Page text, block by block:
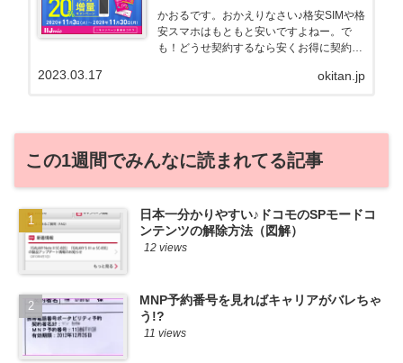
かおるです。おかえりなさい♪格安SIMや格
安スマホはもともと安いですよねー。で
も！どうせ契約するなら安くお得に契約し
る自身も、そういう案件を常に狙ってます
okitan.jp
2023.03.17
この1週間でみんなに読まれてる記事
日本一分かりやすい♪ドコモのSPモードコ
ンテンツの解除方法（図解）
12 views
MNP予約番号を見ればキャリアがバレちゃ
う!?
11 views